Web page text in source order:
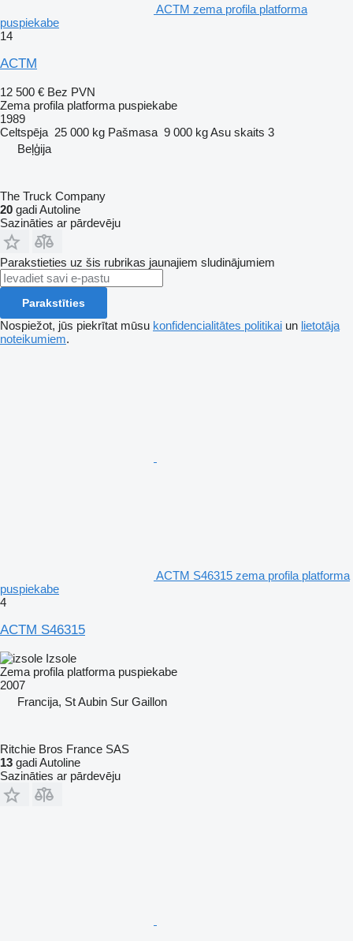
ACTM zema profila platforma
puspiekabe
14
ACTM
12 500 € Bez PVN
Zema profila platforma puspiekabe
1989
Celtspēja 25 000 kg Pašmasa 9 000 kgAsu skaits 3
Beļģija
The Truck Company
20 gadi Autoline
Sazināties ar pārdevēju
Parakstieties uz šis rubrikas jaunajiem sludinājumiem
Parakstīties
Nospiežot, jūs piekrītat mūsu konfidencialitātes politikai un lietotāja
noteikumiem.
ACTM S46315 zema profila platforma
puspiekabe
4
ACTM S46315
Izsole
Zema profila platforma puspiekabe
2007
Francija, St Aubin Sur Gaillon
Ritchie Bros France SAS
13 gadi Autoline
Sazināties ar pārdevēju